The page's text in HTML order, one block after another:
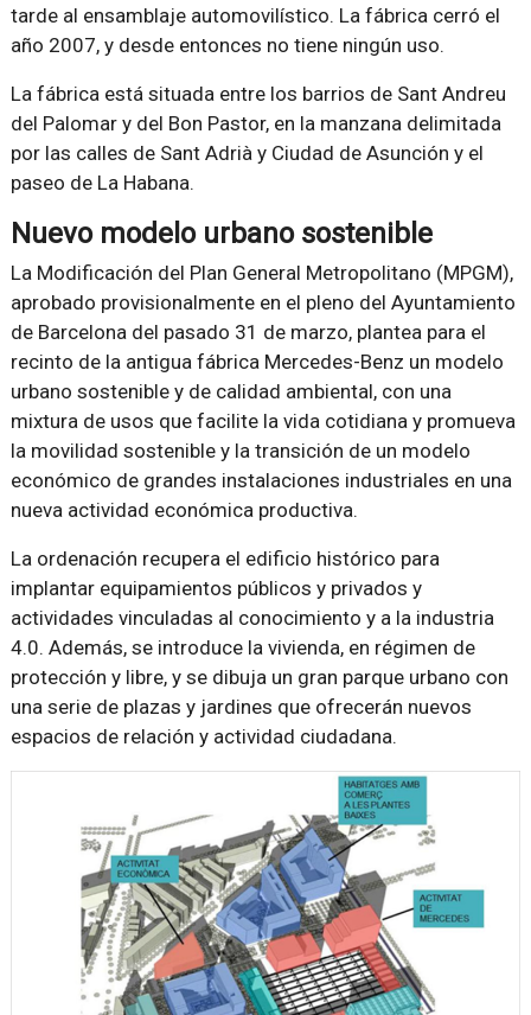
tarde al ensamblaje automovilístico. La fábrica cerró el
año 2007, y desde entonces no tiene ningún uso.
La fábrica está situada entre los barrios de Sant Andreu
del Palomar y del Bon Pastor, en la manzana delimitada
por las calles de Sant Adrià y Ciudad de Asunción y el
paseo de La Habana.
Nuevo modelo urbano sostenible
La Modificación del Plan General Metropolitano (MPGM),
aprobado provisionalmente en el pleno del Ayuntamiento
de Barcelona del pasado 31 de marzo, plantea para el
recinto de la antigua fábrica Mercedes-Benz un modelo
urbano sostenible y de calidad ambiental, con una
mixtura de usos que facilite la vida cotidiana y promueva
la movilidad sostenible y la transición de un modelo
económico de grandes instalaciones industriales en una
nueva actividad económica productiva.
La ordenación recupera el edificio histórico para
implantar equipamientos públicos y privados y
actividades vinculadas al conocimiento y a la industria
4.0. Además, se introduce la vivienda, en régimen de
protección y libre, y se dibuja un gran parque urbano con
una serie de plazas y jardines que ofrecerán nuevos
espacios de relación y actividad ciudadana.